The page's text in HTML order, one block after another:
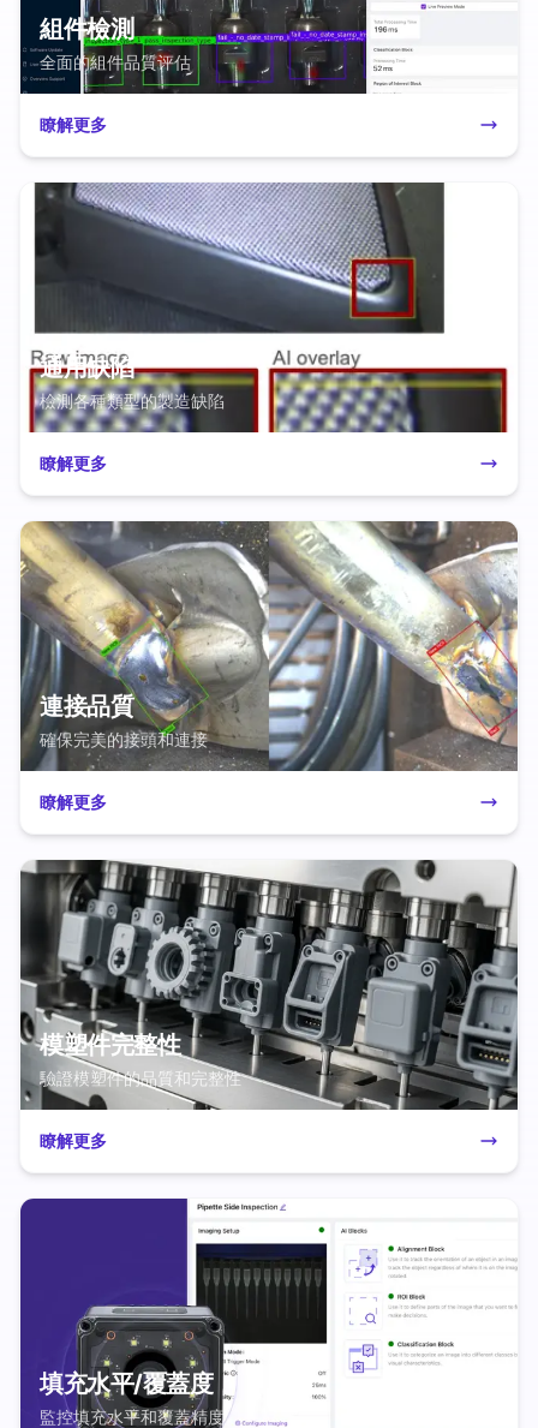
組件檢測
全面的組件品質评估
瞭解更多
通用缺陷
檢測各種類型的製造缺陷
瞭解更多
連接品質
確保完美的接頭和連接
瞭解更多
模塑件完整性
驗證模塑件的品質和完整性
瞭解更多
填充水平/覆蓋度
監控填充水平和覆蓋精度